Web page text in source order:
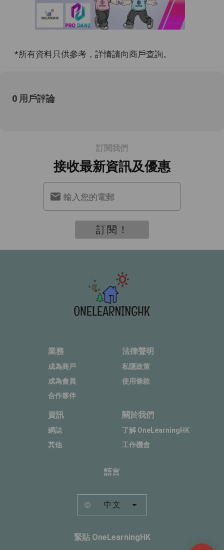
*所有資料只供參考，詳情請向商戶查詢。
0 用戶評論
訂閱我們
接收最新資訊及優惠
輸入您的電郵
訂閱！
業務
成為商戶
成為會員
合作夥伴
法律聲明
私隱政策
使用條款
資訊
網誌
其他
關於我們
了解 OneLearningHK
工作機會
語言
中文
緊貼 OneLearningHK